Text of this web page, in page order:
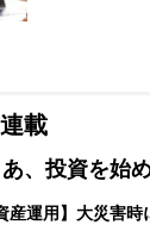
載
、投資を始め
産運用】大災害